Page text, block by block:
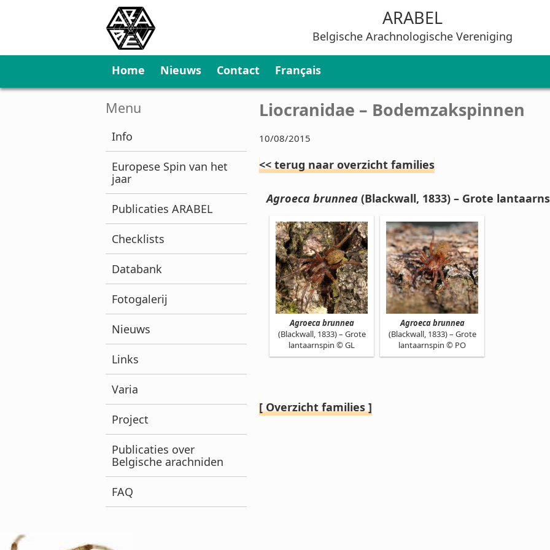
ARABEL
Belgische Arachnologische Vereniging
Home Nieuws Contact Français
Menu
Info
Europese Spin van het
jaar
Publicaties ARABEL
Checklists
Databank
Fotogalerij
Nieuws
Links
Varia
Project
Publicaties over
Belgische arachniden
FAQ
Liocranidae – Bodemzakspinnen
10/08/2015
<< terug naar overzicht families
Agroeca brunnea (Blackwall, 1833) – Grote
Agroeca brunnea
(Blackwall, 1833) – Grote
lantaarnspin © GL
Agroeca brunnea
(Blackwall, 1833) – Grote
lantaarnspin © PO
[ Overzicht families ]